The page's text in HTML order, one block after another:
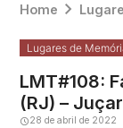
Home
Lugares de
LMT#108:
(RJ) –
28 de abril de 2022